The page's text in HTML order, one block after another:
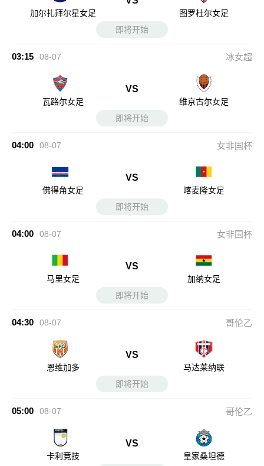
加尔扎拜尔星女足
图罗杜尔女足
即将开始
03:15 08-07 冰女超
瓦路尔女足
VS
维京古尔女足
即将开始
04:00 08-07 女非国杯
佛得角女足
VS
喀麦隆女足
即将开始
04:00 08-07 女非国杯
马里女足
VS
加纳女足
即将开始
04:30 08-07 哥伦乙
恩维加多
VS
马达莱纳联
即将开始
05:00 08-07 哥伦乙
卡利竞技
VS
皇家桑坦德